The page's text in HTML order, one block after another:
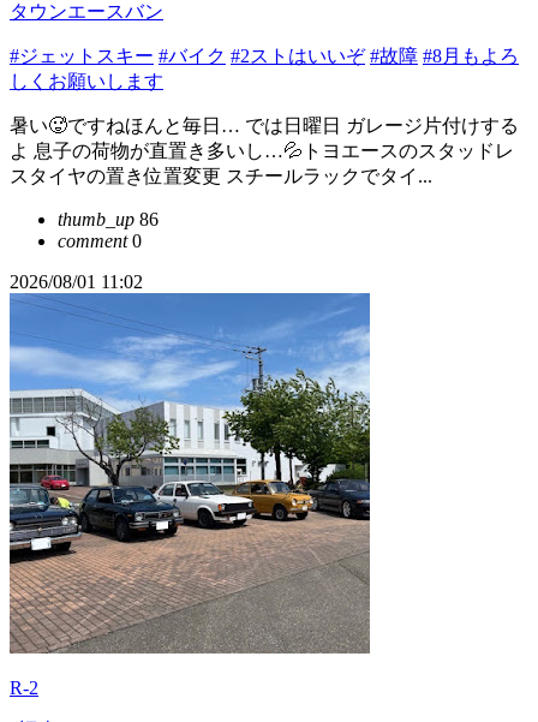
タウンエースバン
#ジェットスキー #バイク #2ストはいいぞ #故障 #8月もよろ
しくお願いします
暑い🥵ですねほんと毎日… では日曜日 ガレージ片付けする
よ 息子の荷物が直置き多いし…💦トヨエースのスタッドレ
スタイヤの置き位置変更 スチールラックでタイ...
thumb_up 86
comment0
2026/08/01 11:02
R-2